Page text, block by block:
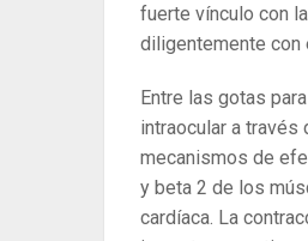
fuerte vínculo con
diligentemente con
Entre las gotas
intraocular a través
mecanismos de
y beta 2 de los
cardíaca. La